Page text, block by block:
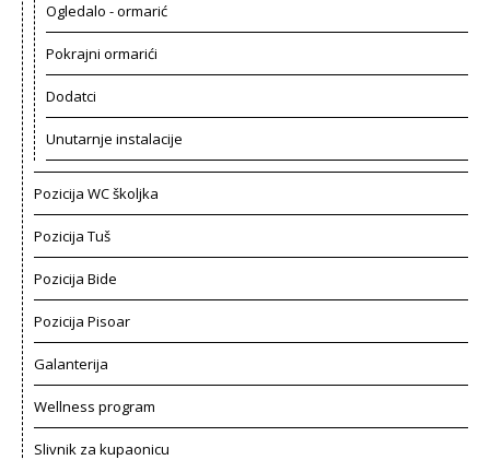
Ogledalo - ormarić
Pokrajni ormarići
Dodatci
Unutarnje instalacije
Pozicija WC školjka
Pozicija Tuš
Pozicija Bide
Pozicija Pisoar
Galanterija
Wellness program
Slivnik za kupaonicu